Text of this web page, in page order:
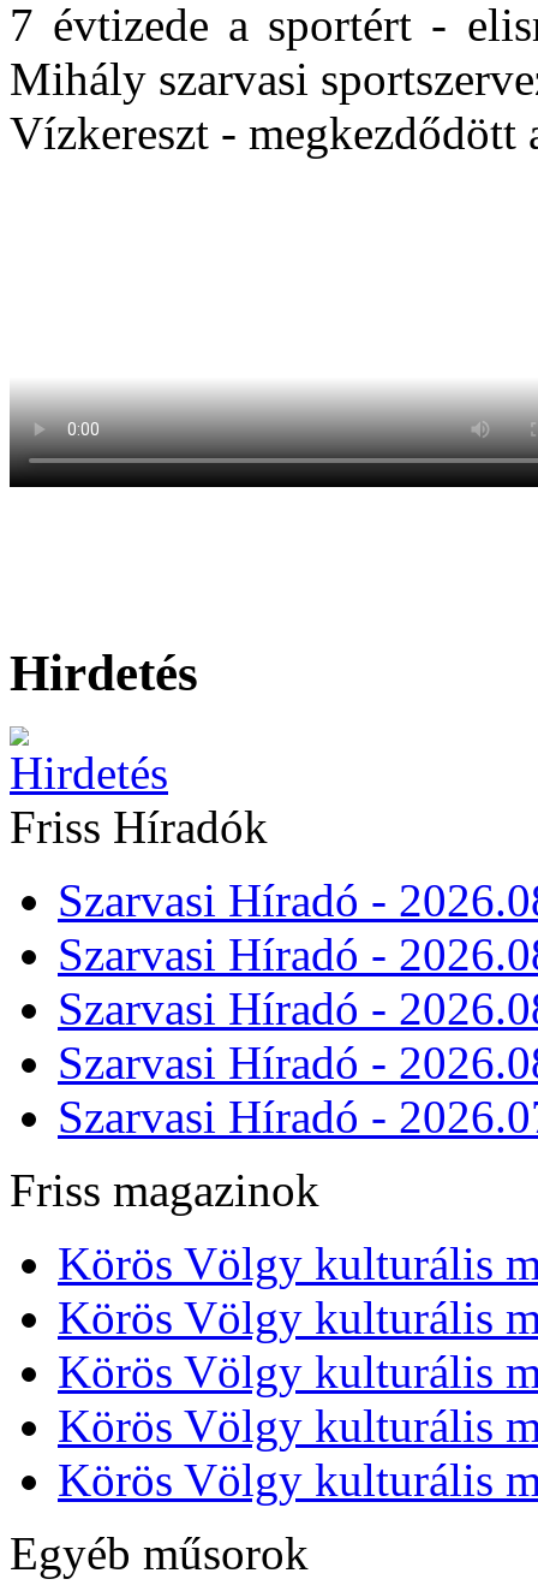
7 évtizede a sportért -
Mihály szarvasi
Vízkereszt - megkezdődött
Hirdetés
Friss Híradók
Szarvasi Híradó -
Szarvasi Híradó -
Szarvasi Híradó -
Szarvasi Híradó -
Szarvasi Híradó -
Friss magazinok
Körös Völgy kulturális
Körös Völgy kulturális
Körös Völgy kulturális
Körös Völgy kulturális
Körös Völgy kulturális
Egyéb műsorok